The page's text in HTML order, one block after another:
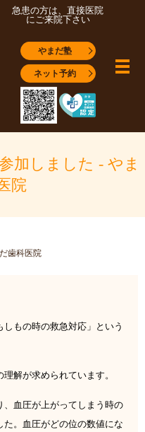
急患の方は、直接医院
にご来院下さい
やまだ塾
ネット予約 メ
加しました - やま
院
歯科医院
しもの時の救急対応」という
解が求められています。
血圧が上がってしまう時の
。血圧がどの位の数値にな